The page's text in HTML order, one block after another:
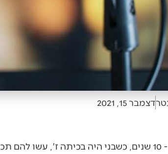
דצמבר 15, 2021
לפני כ- 10 שנים, כשבני היה בכיתה ז', עשו